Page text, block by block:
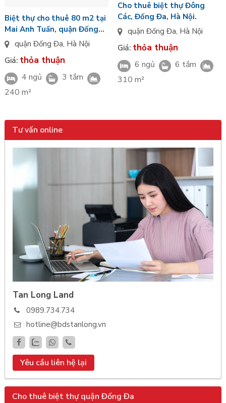
Biệt thự cho thuê 80 m2 tại
Mai Anh Tuấn, quận Đống
Đa quận Đống Đa, Hà Nội
Giá: thỏa thuận
4 ngủ
3 tắm
240 m²
Cho thuê biệt thự Đông
Các, Đống Đa, Hà Nội.
quận Đống Đa, Hà Nội
Giá: thỏa thuận
6 ngủ
6 tắm
310 m²
Tư vấn online
Tan Long Land
0989.734.734
hotline@bdstanlong.vn
Yêu cầu liên hệ lại
Cho thuê biệt thự quận Đống Đa